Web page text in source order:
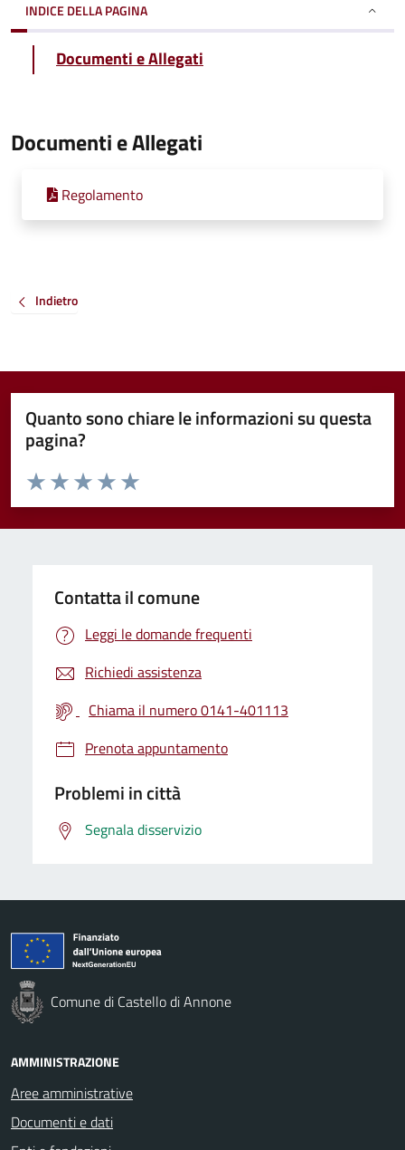
INDICE DELLA PAGINA
Documenti e Allegati
Documenti e Allegati
Regolamento
Indietro
Quanto sono chiare le informazioni su questa
pagina?
Valuta da 1 a 5 stelle la pagina
Valuta 5 stelle su 5
Valuta 4 stelle su 5
Valuta 3 stelle su 5
Valuta 2 stelle su 5
Valuta 1 stelle su 5
Contatta il comune
Leggi le domande frequenti
Richiedi assistenza
Chiama il numero 0141-401113
Prenota appuntamento
Problemi in città
Segnala disservizio
Comune di Castello di Annone
AMMINISTRAZIONE
Aree amministrative
Documenti e dati